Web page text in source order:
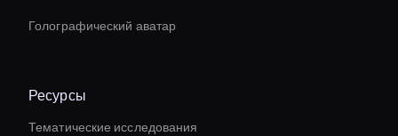
Голографический аватар
Ресурсы
Тематические исследования